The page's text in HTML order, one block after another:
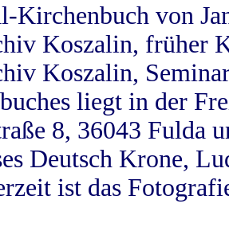
Kirchenbuch von
Koszalin, früher
Koszalin,
liegt in der
8, 36043 Fulda
Deutsch Krone,
ist das